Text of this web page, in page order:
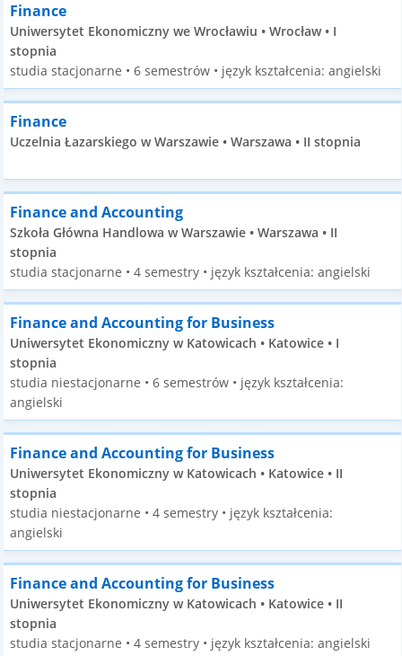
Finance
Uniwersytet Ekonomiczny we Wrocławiu • Wrocław • I
stopnia
studia stacjonarne • 6 semestrów • język kształcenia: angielski
Finance
Uczelnia Łazarskiego w Warszawie • Warszawa • II stopnia
Finance and Accounting
Szkoła Główna Handlowa w Warszawie • Warszawa • II
stopnia
studia stacjonarne • 4 semestry • język kształcenia: angielski
Finance and Accounting for Business
Uniwersytet Ekonomiczny w Katowicach • Katowice • I
stopnia
studia niestacjonarne • 6 semestrów • język kształcenia:
angielski
Finance and Accounting for Business
Uniwersytet Ekonomiczny w Katowicach • Katowice • II
stopnia
studia niestacjonarne • 4 semestry • język kształcenia:
angielski
Finance and Accounting for Business
Uniwersytet Ekonomiczny w Katowicach • Katowice • II
stopnia
studia stacjonarne • 4 semestry • język kształcenia: angielski